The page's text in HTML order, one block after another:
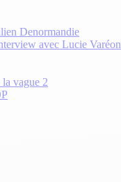
Denormandie
avec Lucie Varéon
vague 2